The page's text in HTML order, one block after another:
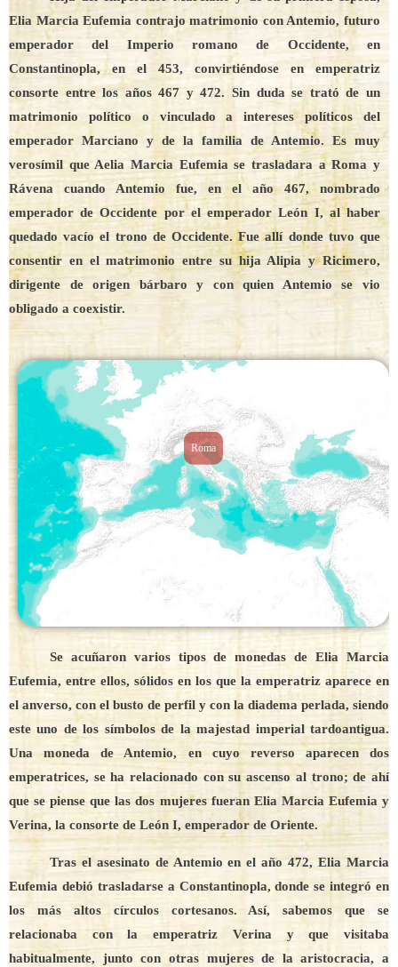
Elia Marcia Eufemia contrajo matrimonio con Antemio, futuro
emperador del Imperio romano de Occidente, en
Constantinopla, en el 453, convirtiéndose en emperatriz
consorte entre los años 467 y 472. Sin duda se trató de un
matrimonio político o vinculado a intereses políticos del
emperador Marciano y de la familia de Antemio. Es muy
verosímil que Aelia Marcia Eufemia se trasladara a Roma y
Rávena cuando Antemio fue, en el año 467, nombrado
emperador de Occidente por el emperador León I, al haber
quedado vacío el trono de Occidente. Fue allí donde tuvo que
consentir en el matrimonio entre su hija Alipia y Ricimero,
dirigente de origen bárbaro y con quien Antemio se vio
obligado a coexistir.
Roma
Se acuñaron varios tipos de monedas de Elia Marcia
Eufemia, entre ellos, sólidos en los que la emperatriz aparece en
el anverso, con el busto de perfil y con la diadema perlada, siendo
este uno de los símbolos de la majestad imperial tardoantigua.
Una moneda de Antemio, en cuyo reverso aparecen dos
emperatrices, se ha relacionado con su ascenso al trono; de ahí
que se piense que las dos mujeres fueran Elia Marcia Eufemia y
Verina, la consorte de León I, emperador de Oriente.
Tras el asesinato de Antemio en el año 472, Elia Marcia
Eufemia debió trasladarse a Constantinopla, donde se integró en
los más altos círculos cortesanos. Así, sabemos que se
relacionaba con la emperatriz Verina y que visitaba
habitualmente, junto con otras mujeres de la aristocracia, a